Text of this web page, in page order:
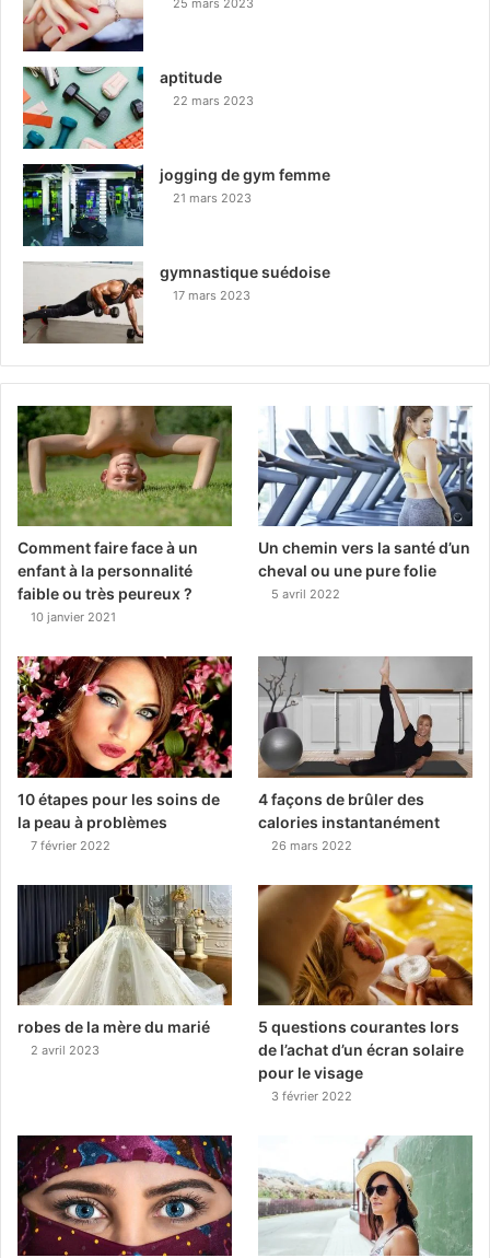
25 mars 2023
aptitude
22 mars 2023
jogging de gym femme
21 mars 2023
gymnastique suédoise
17 mars 2023
Comment faire face à un
enfant à la personnalité
faible ou très peureux ?
10 janvier 2021
Un chemin vers la santé d’un
cheval ou une pure folie
5 avril 2022
10 étapes pour les soins de
la peau à problèmes
7 février 2022
4 façons de brûler des
calories instantanément
26 mars 2022
robes de la mère du marié
2 avril 2023
5 questions courantes lors
de l’achat d’un écran solaire
pour le visage
3 février 2022